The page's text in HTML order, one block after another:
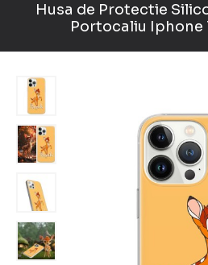
Husa de Protectie
Portocaliu Iphone